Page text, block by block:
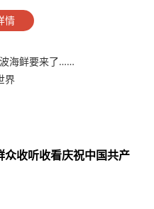
情
海鲜要来了……
界
收听收看庆祝中国共产